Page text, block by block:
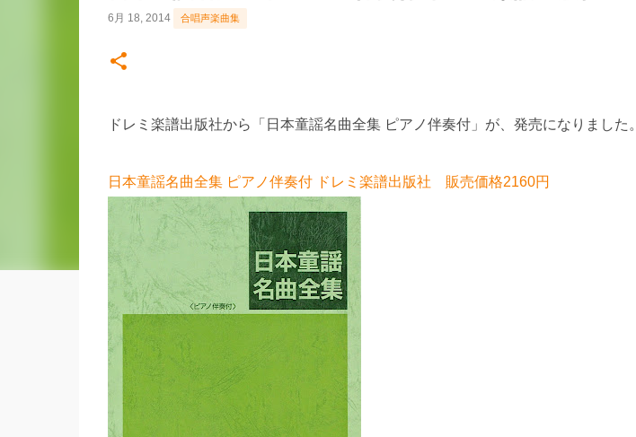
6月 18, 2014 合唱声楽曲集
ドレミ楽譜出版社から「日本童謡名曲全集 ピアノ伴奏付」が、発売になりました。
日本童謡名曲全集 ピアノ伴奏付 ドレミ楽譜出版社 販売価格2160円